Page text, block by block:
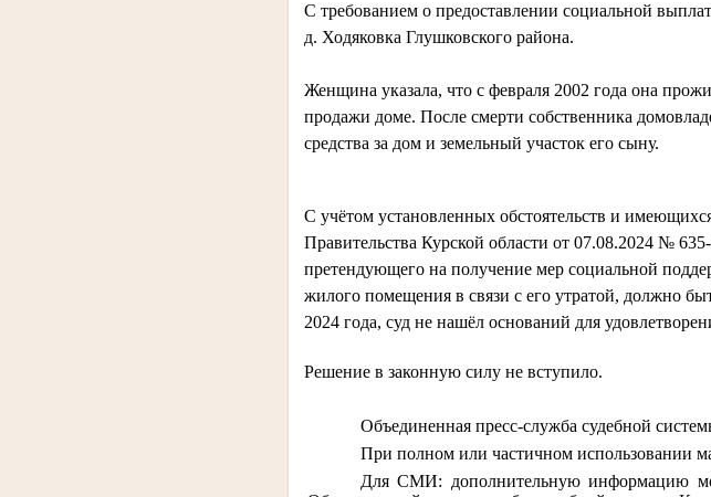
С требованием о предоставлении социальной
д. Ходяковка Глушковского района.
Женщина указала, что с февраля 2002 года она
продажи доме. После смерти собственника
средства за дом и земельный участок его сыну.
С учётом установленных обстоятельств и
Правительства Курской области от 07.08.2024 №
претендующего на получение мер социальной
жилого помещения в связи с его утратой, должно
2024 года, суд не нашёл оснований для
Решение в законную силу не вступило.
Объединенная пресс-служба судебной
При полном или частичном использовании
Для СМИ: дополнительную информацию